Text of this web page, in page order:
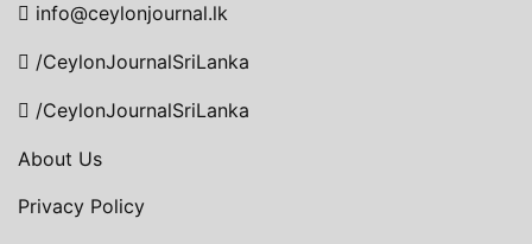
info@ceylonjournal.lk
/CeylonJournalSriLanka
/CeylonJournalSriLanka
About Us
Privacy Policy